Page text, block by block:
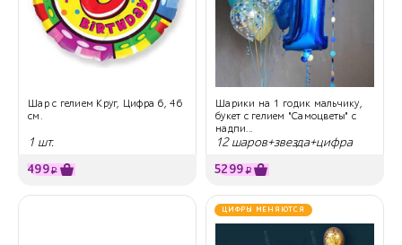
Шар с гелием Круг, Цифра 6, 46
см.
1 шт.
499₽
Шарики на 1 годик мальчику,
букет с гелием "Самоцветы" с
надпи...
12 шаров+звезда+цифра
5299₽
ЦИФРЫ МЕНЯЮТСЯ